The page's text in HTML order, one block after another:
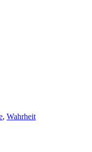
, Wahrheit